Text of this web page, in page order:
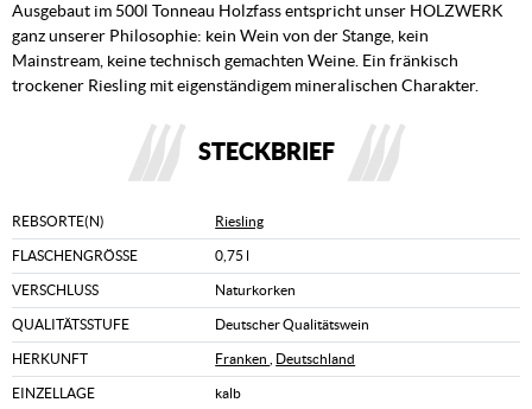
Ausgebaut im 500l Tonneau Holzfass entspricht unser HOLZWERK
ganz unserer Philosophie: kein Wein von der Stange, kein
Mainstream, keine technisch gemachten Weine. Ein fränkisch
trockener Riesling mit eigenständigem mineralischen Charakter.
STECKBRIEF
REBSORTE(N) Riesling
FLASCHENGRÖSSE 0,75 l
VERSCHLUSS Naturkorken
QUALITÄTSSTUFE Deutscher Qualitätswein
HERKUNFT Franken Deutschland
EINZELLAGE kalb